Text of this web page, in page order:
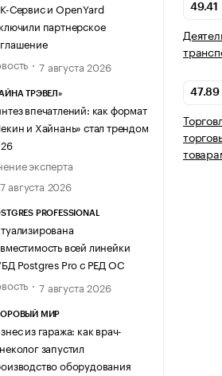
Сервис и OpenYard
партнерское
7 августа 2026
ТРЭВЕЛ»
впечатлений: как формат
и Хайнань» стал трендом
эксперта
7 августа 2026
PROFESSIONAL
всей линейки
Postgres Pro с РЕД ОС
7 августа 2026
МИР
из гаража: как врач-
запустил
оборудования
49.41
47.89